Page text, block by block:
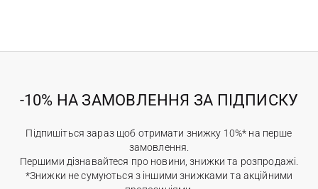
-10% НА ЗАМОВЛЕННЯ ЗА ПІДПИСКУ
Підпишіться зараз щоб отримати знижку 10%* на перше
замовлення.
Першими дізнавайтеся про новини, знижки та розпродажі.
*Знижки не сумуються з іншими знижками та акційними